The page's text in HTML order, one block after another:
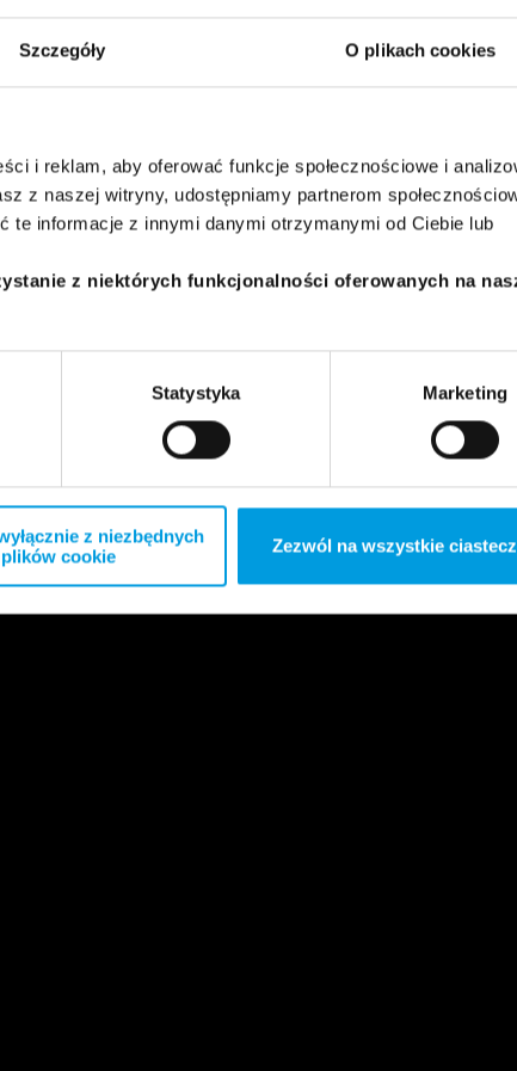
Szczegóły O plikach cookies
i reklam, aby oferować funkcje społecznościowe i
z naszej witryny, udostępniamy partnerom
te informacje z innymi danymi otrzymanymi od Ciebie lub
z niektórych funkcjonalności oferowanych na
Statystyka Marketing
z niezbędnych
plików cookie
Zezwól na wszystkie